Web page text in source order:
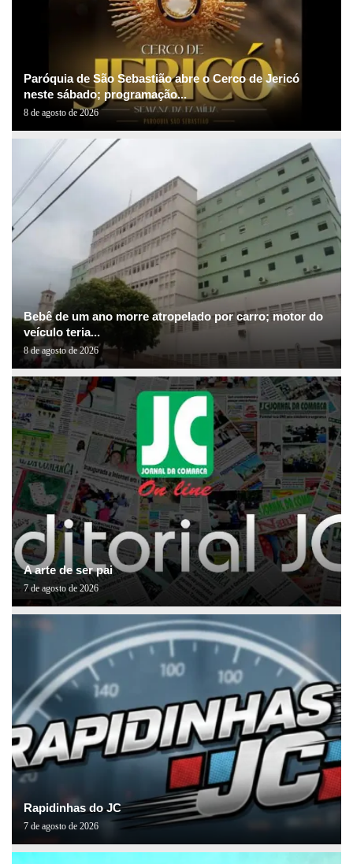
Paróquia de São Sebastião abre o Cerco de Jericó
neste sábado; programação...
8 de agosto de 2026
Bebê de um ano morre atropelado por carro; motor do
veículo teria...
8 de agosto de 2026
A arte de ser pai
7 de agosto de 2026
Rapidinhas do JC
7 de agosto de 2026